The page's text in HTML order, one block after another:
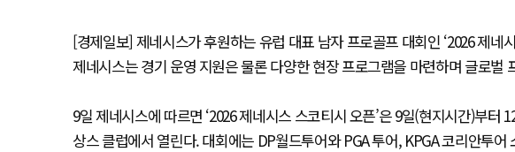
[경제일보] 제네시스가 후원하는 유럽 대표 남자 프로골프 대회인 ‘2026 제네
제네시스는 경기 운영 지원은 물론 다양한 현장 프로그램을 마련하며 글로벌
9일 제네시스에 따르면 ‘2026 제네시스 스코티시 오픈’은 9일(현지시간)부터
상스 클럽에서 열린다. 대회에는 DP월드투어와 PGA 투어, KPGA 코리안투어